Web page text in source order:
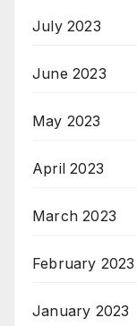
July 2023
June 2023
May 2023
April 2023
March 2023
February 2023
January 2023